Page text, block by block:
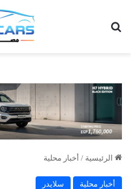
الرئيسية / أخبار محلية
أخبار محلية سلايدر